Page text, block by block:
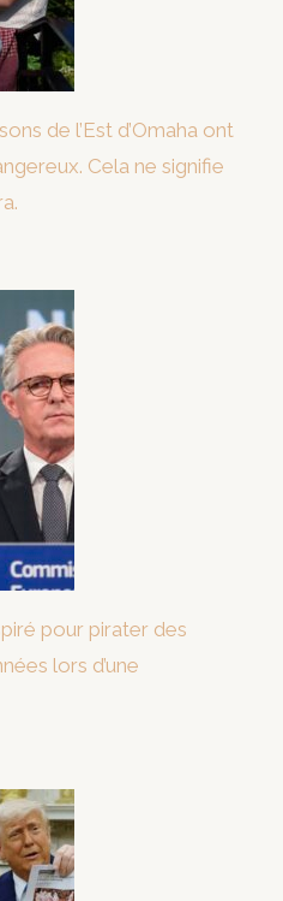
de l’Est d’Omaha ont
Cela ne signifie
pour pirater des
lors d’une